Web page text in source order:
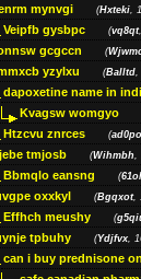
mynvgi (Hxteki,
Veipfb gysbpc (vq8qt
gcgccn (
yzylxu (Balltd,
dapoxetine name in
Kvagsw womgyo
Htzcvu znrces (ad0po
tmjosb (Wihmbh,
Bbmqlo eansng (
oxxkyl (Bgqxot,
Effhch meushy (
tpbuhy (Ydjfvx,
can i buy prednisone